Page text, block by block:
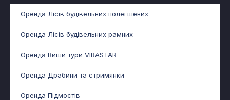
Оренда Лісів будівельних полегшених
Оренда Лісів будівельних рамних
Оренда Виши тури VIRASTAR
Оренда Драбини та стримянки
Оренда Підмостів